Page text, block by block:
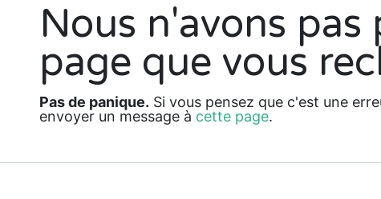
Erreur 404
Nous n'avons
page que vous
Pas de panique. Si vous pensez que c'est une
envoyer un message à cette page.